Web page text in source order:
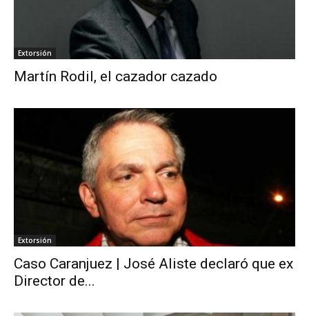
Extorsión
Martín Rodil, el cazador cazado
Extorsión
Caso Caranjuez | José Aliste declaró que ex
Director de...